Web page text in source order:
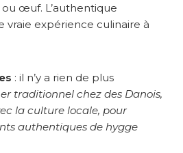
œuf. L’authentique
vraie expérience culinaire à
: il n’y a rien de plus
traditionnel chez des Danois,
la culture locale, pour
authentiques de hygge